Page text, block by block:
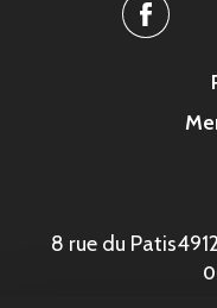
Facebook
8 rue du Patis